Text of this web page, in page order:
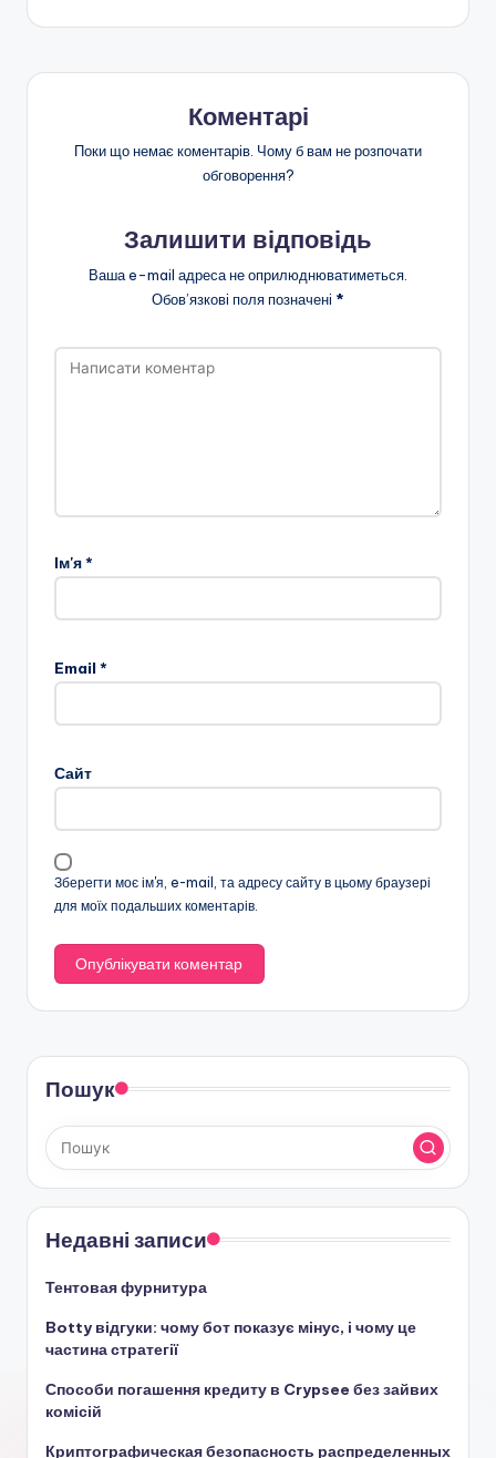
Коментарі
Поки що немає коментарів. Чому б вам не розпочати
обговорення?
Залишити відповідь
Ваша e-mail адреса не оприлюднюватиметься.
Обов’язкові поля позначені *
Ім'я*
Email *
Сайт
Зберегти моє ім'я, e-mail, та адресу сайту в цьому браузері
для моїх подальших коментарів.
Пошук
Недавні записи
Тентовая фурнитура
Botty відгуки: чому бот показує мінус, і чому це
частина стратегії
Способи погашення кредиту в Crypsee без зайвих
комісій
Криптографическая безопасность распределенных